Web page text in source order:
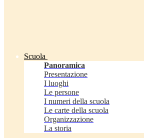
Scuola
Panoramica
Presentazione
I luoghi
Le persone
I numeri della scuola
Le carte della scuola
Organizzazione
La storia